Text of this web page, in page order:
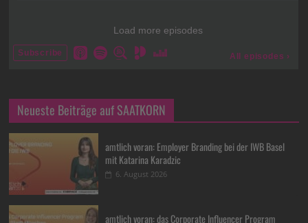
Neueste Beiträge auf SAATKORN
amtlich voran: Employer Branding bei der IWB Basel
mit Katarina Karadzic
6. August 2026
amtlich voran: das Corporate Influencer Program